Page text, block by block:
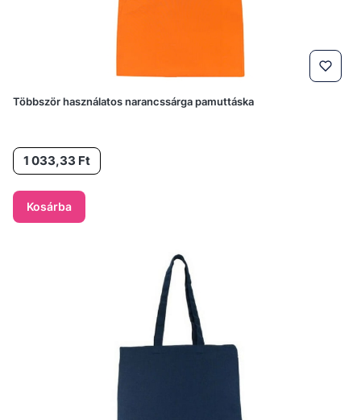
Többször használatos narancssárga pamuttáska
Ár1 033,33 Ft
Kosárba